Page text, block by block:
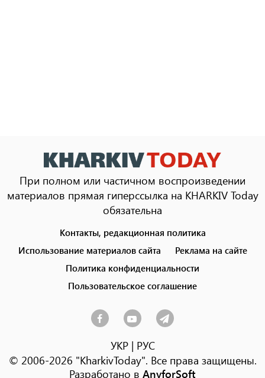
При полном или частичном воспроизведении
материалов прямая гиперссылка на KHARKIV Today
обязательна
menu
Контакты, редакционная политика
Использование материалов сайта
Реклама на сайте
Политика конфиденциальности
Пользовательское соглашение
УКР| РУС
© 2006-2026 "KharkivToday". Все права защищены.
Разработано в AnyforSoft